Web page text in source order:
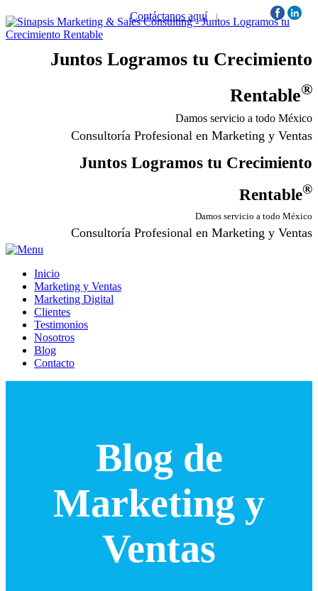
Contáctanos aquí | Síguenos:
Juntos Logramos tu Crecimiento
Rentable®
Damos servicio a todo México
Consultoría Profesional en Marketing y Ventas
Juntos Logramos tu Crecimiento
Rentable®
Damos servicio a todo México
Consultoría Profesional en Marketing y Ventas
Inicio
Marketing y Ventas
Marketing Digital
Clientes
Testimonios
Nosotros
Blog
Contacto
Blog de
Marketing y
Ventas